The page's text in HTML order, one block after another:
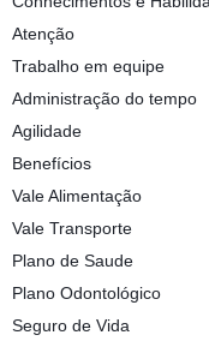
Atenção
Trabalho em equipe
Administração do tempo
Agilidade
Benefícios
Vale Alimentação
Vale Transporte
Plano de Saude
Plano Odontológico
Seguro de Vida